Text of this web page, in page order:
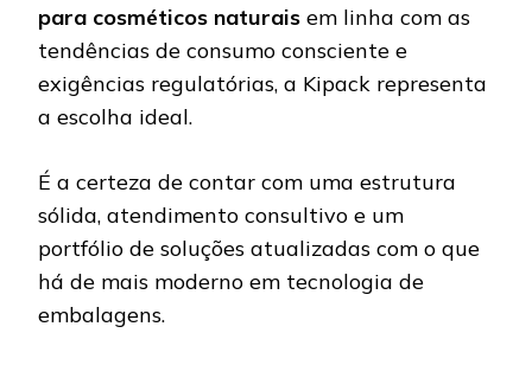
para cosméticos naturais em linha com as
tendências de consumo consciente e
exigências regulatórias, a Kipack representa
a escolha ideal.
É a certeza de contar com uma estrutura
sólida, atendimento consultivo e um
portfólio de soluções atualizadas com o que
há de mais moderno em tecnologia de
embalagens.